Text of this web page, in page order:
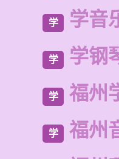
学 学音
学 学钢
学 福州
学
福州